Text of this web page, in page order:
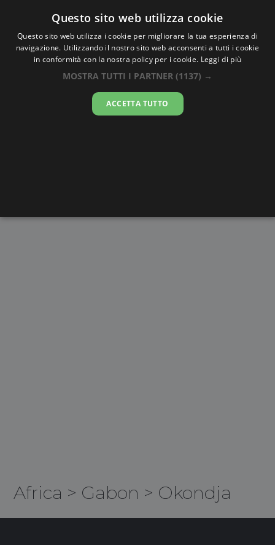
Oraesatta.co
Ora EsattaOkondja
13:34:37
Africa > Gabon > Okondja
Questo sito web utilizza cookie
Questo sito web utilizza i cookie per migliorare la tua esperienza di
navigazione. Utilizzando il nostro sito web acconsenti a tutti i cookie
in conformità con la nostra policy per i cookie. Leggi di più
MOSTRA TUTTI I PARTNER (1137) →
ACCETTA TUTTO